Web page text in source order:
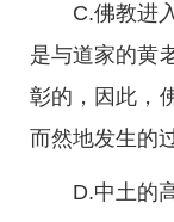
C.佛教进
是与道家的黄
彰的，因此，
而然地发生的
D.中土的